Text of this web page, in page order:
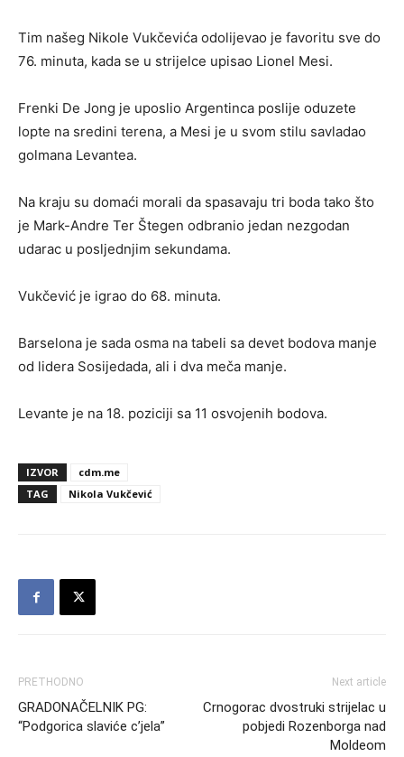
Tim našeg Nikole Vukčevića odolijevao je favoritu sve do
76. minuta, kada se u strijelce upisao Lionel Mesi.
Frenki De Jong je uposlio Argentinca poslije oduzete
lopte na sredini terena, a Mesi je u svom stilu savladao
golmana Levantea.
Na kraju su domaći morali da spasavaju tri boda tako što
je Mark-Andre Ter Štegen odbranio jedan nezgodan
udarac u posljednjim sekundama.
Vukčević je igrao do 68. minuta.
Barselona je sada osma na tabeli sa devet bodova manje
od lidera Sosijedada, ali i dva meča manje.
Levante je na 18. poziciji sa 11 osvojenih bodova.
IZVOR
cdm.me
TAG
Nikola Vukčević
PRETHODNO
GRADONAČELNIK PG:
“Podgorica slaviće c’jela”
Next article
Crnogorac dvostruki strijelac u
pobjedi Rozenborga nad
Moldeom